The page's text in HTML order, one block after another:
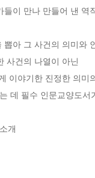
들이 만나 만들어 낸 역
아 그 사건의 의미와
사건의 나열이 아닌
이야기한 진정한 의
데 필수 인문교양도서
개